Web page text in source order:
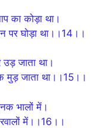
का कोड़ा था।
पर घोड़ा था।।14।।
उड़ जाता था।
मुड़ जाता था।।15।।
भालों में।
में।।16।।